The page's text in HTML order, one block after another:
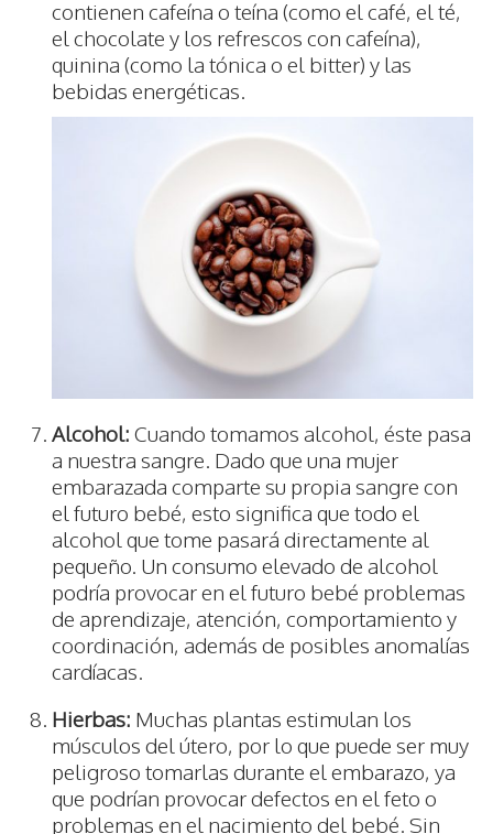
contienen cafeína o teína (como el café, el té,
el chocolate y los refrescos con cafeína),
quinina (como la tónica o el bitter) y las
bebidas energéticas.
Alcohol: Cuando tomamos alcohol, éste pasa
a nuestra sangre. Dado que una mujer
embarazada comparte su propia sangre con
el futuro bebé, esto significa que todo el
alcohol que tome pasará directamente al
pequeño. Un consumo elevado de alcohol
podría provocar en el futuro bebé problemas
de aprendizaje, atención, comportamiento y
coordinación, además de posibles anomalías
cardíacas.
Hierbas: Muchas plantas estimulan los
músculos del útero, por lo que puede ser muy
peligroso tomarlas durante el embarazo, ya
que podrían provocar defectos en el feto o
problemas en el nacimiento del bebé. Sin